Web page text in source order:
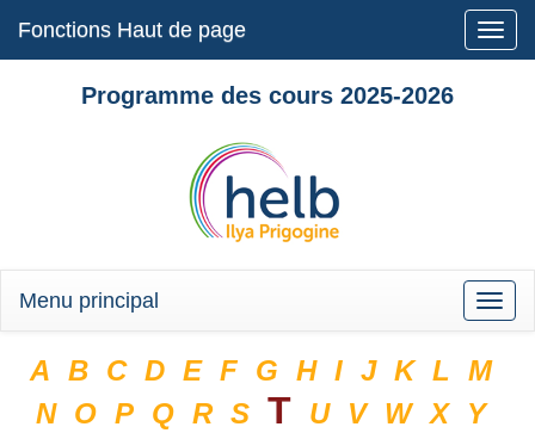
Toggle
Fonctions Haut de page
Programme des cours 2025-2026
Toggle
Menu principal
A B C D E F G H I J K L M
N
O P Q R S T U V W X
Y